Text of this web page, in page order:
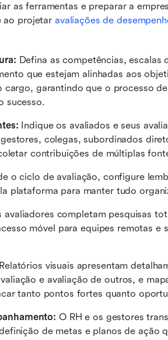
as ferramentas e preparar a
ao projetar avaliações de
Defina as competências, escalas
que estejam alinhadas aos
cargo, garantindo que o processo
sucesso.
Indique os avaliados e seus
colegas, subordinados
contribuições de múltiplas
o ciclo de avaliação, configure
plataforma para manter tudo
avaliadores completam pesquisas
móvel para equipes remotas e
Relatórios visuais apresentam
e avaliação de outros, e
tanto pontos fortes quanto
O RH e os gestores
de metas e planos de ação